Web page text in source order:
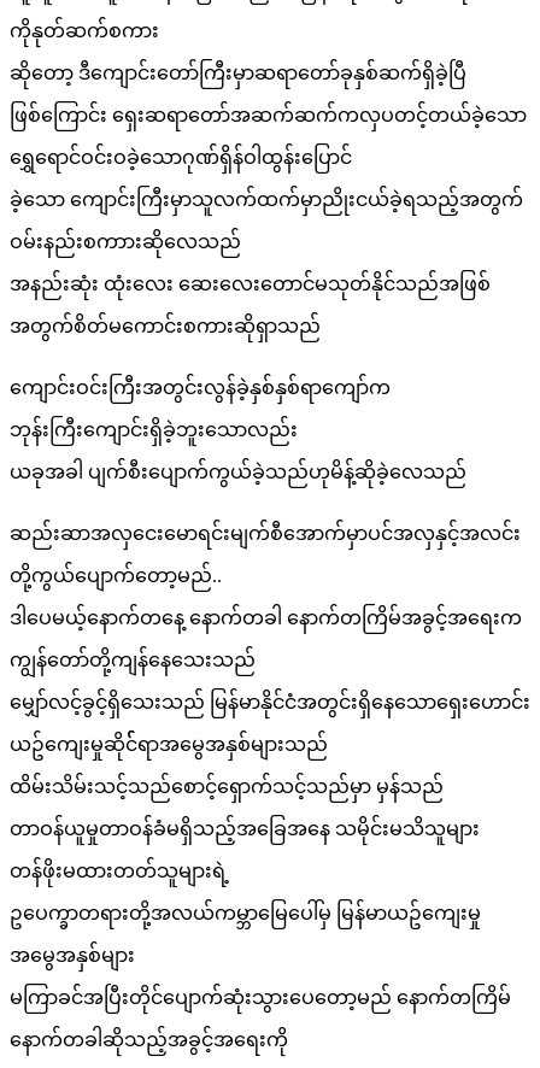
ကိုနုတ်ဆက်စကား
ဆိုတော့ ဒီကျောင်းတော်ကြီးမှာဆရာတော်ခုနှစ်ဆက်ရှိခဲ့ပြီ
ဖြစ်ကြောင်း ရှေးဆရာတော်အဆက်ဆက်ကလှပတင့်တယ်ခဲ့သော
ရွှေရောင်ဝင်းဝခဲ့သောဂုဏ်ရှိန်ဝါထွန်းပြောင်
ခဲ့သော ကျောင်းကြီးမှာသူလက်ထက်မှာညိုးငယ်ခဲ့ရသည့်အတွက်
ဝမ်းနည်းစကာားဆိုလေသည်
အနည်းဆုံး ထုံးလေး ဆေးလေးတောင်မသုတ်နိုင်သည်အဖြစ်
အတွက်စိတ်မကောင်းစကားဆိုရှာသည်
ကျောင်းဝင်းကြီးအတွင်းလွန်ခဲ့နှစ်နှစ်ရာကျော်က
ဘုန်းကြီးကျောင်းရှိခဲ့ဘူးသောလည်း
ယခုအခါ ပျက်စီးပျောက်ကွယ်ခဲ့သည်ဟုမိန့်ဆိုခဲ့လေသည်
ဆည်းဆာအလှငေးမောရင်းမျက်စီအောက်မှာပင်အလှနှင့်အလင်း
တို့ကွယ်ပျောက်တော့မည်..
ဒါပေမယ့်နောက်တနေ့ နောက်တခါ နောက်တကြိမ်အခွင့်အရေးက
ကျွန်တော်တို့ကျန်နေသေးသည်
မျှော်လင့်ခွင့်ရှိသေးသည် မြန်မာနိုင်ငံအတွင်းရှိနေသောရှေးဟောင်း
ယဥ်ကျေးမှုဆိုင််ရာအမွေအနှစ်များသည်
ထိမ်းသိမ်းသင့်သည်စောင့်ရှောက်သင့်သည်မှာ မှန်သည်
တာဝန်ယူမှုတာဝန်ခံမရှိသည့်အခြေအနေ သမိုင်းမသိသူများ
တန်ဖိုးမထားတတ်သူများရဲ့
ဥပေက္ခာတရားတို့အလယ်ကမ္ဘာမြေပေါ်မှ မြန်မာယဥ်ကျေးမှု
အမွေအနှစ်များ
မကြာခင်အပြီးတိုင်ပျောက်ဆုံးသွားပေတော့မည် နောက်တကြိမ်
နောက်တခါဆိုသည့်အခွင့်အရေးကို